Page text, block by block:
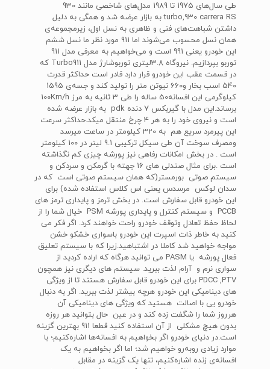
طی سال‌های 1975 تا 1989 مدل‌های شاخصی مانند 930
turbo,930 carrera RS به بازار عرضه شد و همگی به دلیل
داشتن شباهت‌های فنی و ظاهری به نسل اول، زیرمجموعه‌ی
همان نسل محسوب می‌شوند اما 911 مورد نظر ما نسل ششم
این خودرو یعنی 991 است و می‌خواهیم به معرفی مدل 911
توربو بپردازیم. نیروگاه 3.8لیتری توربوشارژ مدل Turbo911 که
در قسمت عقب این خودرو قرار دارد قادر است حداکثر قدرت
540 اسب بخار و660 نیوتن متر را تولید کند و جسه‌ی 1595
کیلوگرمی این افسانه50 ساله را طی 3 ثانیه به مرز 100Km/h
برساند.این مدل با گیربکس 7 دنده pdk به بازار عرضه شده
است و نیروی خود را به هر 4 چرخ منتقل میکد.حداکثر سرعت
این پیرمرد سریع هم به 320 کیلومتر در ساعت میرسد
ومصرف سوخت آن طی سیکل ترکیبی 9.1 لیتر در 100 کیلومتر
است . در بخش امکانات رفاهی نیز پورشه چیزی کم نگذاشته
است .برای مثال صندلی های 16 جهته با گرمکن و سردکن و
سیستم صوتی بورمستر(که همان سیستم صوتی است که در
سدان لوکس مرسدس یعنی اس کلاس استفاده شده) برای
این خودرو قابل سفارش است. در بخش ترمز و پایداری ترمز های
PCCB و سیستم کنترل و پایداری پورشه PSM خیال شما را از
لحاظ حفظ تعادل وتوقف خودرو راحت خواهند کرد. اگر فکر می
کنید به خاطر ذات اسپرت این خودرو باسواری خشکو خشن
مواجه خواهید شد کاملا در اشتباهید.زیرا که با سیستم تعلیق
فعال پورشه یا PASM می توانید هرگاه که اراده کردید از
سواری نرم و آرام لذت ببرید. سیستم های دیگری نیز همچون
PDCC ,PTV برای این خودرو قابل سفارش هستند تا از ویژگی
های دینامیکی این خودرو هرچه بیشتر لذت ببرید. اگر به دنبال
خودرو یی با اصالت هستید که ویژگی های دینامیکی آن
هرروز شما را شگفت زده کند و در عین حال بتوانید هر روزه
بدون هیچ مشکلی از آن استفاده کنید قطعا 911 بهترین گزینه
است.در دنیای خودرو اگر بخواهیم به افسانه‌ها اشاره‌کنیم؛ با
موارد زیادی روبه‌رو خواهیم شد؛ اما اگر بخواهیم به یک
افسانه‌ی زنده اشاره‌کنیم، تنها یک گزینه در مقابل